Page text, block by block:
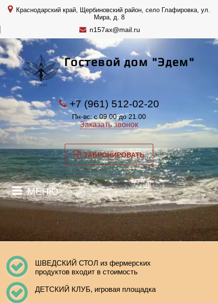
Краснодарский край, Щербиновский район, село Глафировка, ул.
Мира, д. 8
n157ax@mail.ru
Гостевой дом "Эдем"
+7 (961) 512-02-20
Пн-вс: с 09.00 до 21.00
Заказать звонок
ЗАБРОНИРОВАТЬ
МЕНЮ
ШВЕДСКИЙ СТОЛ из фермерских
продуктов входит в стоимость
ДЕТСКИЙ КЛУБ, игровая площадка